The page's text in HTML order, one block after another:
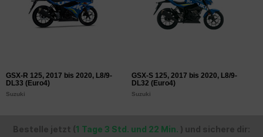
GSX-R 125, 2017 bis 2020, L8/9-
DL33 (Euro4)
Suzuki
GSX-S 125, 2017 bis 2020, L8/9-
DL32 (Euro4)
Suzuki
Bestelle jetzt (1 Tage 3 Std. und 22 Min. ) und sichere dir: